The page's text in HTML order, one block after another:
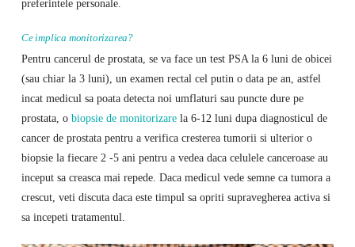
preferintele personale.
Ce implica monitorizarea?
Pentru cancerul de prostata, se va face un test PSA la 6 luni de obicei
(sau chiar la 3 luni), un examen rectal cel putin o data pe an, astfel
incat medicul sa poata detecta noi umflaturi sau puncte dure pe
prostata, o biopsie de monitorizarela 6-12 luni dupa diagnosticul de
cancer de prostata pentru a verifica cresterea tumorii si ulterior o
biopsie la fiecare 2 -5 ani pentru a vedea daca celulele canceroase au
inceput sa creasca mai repede. Daca medicul vede semne ca tumora a
crescut, veti discuta daca este timpul sa opriti supravegherea activa si
sa incepeti tratamentul.